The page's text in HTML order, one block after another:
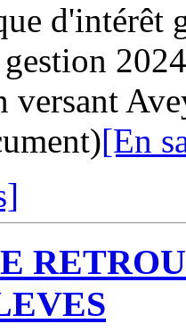
d'intérêt
versant
[En